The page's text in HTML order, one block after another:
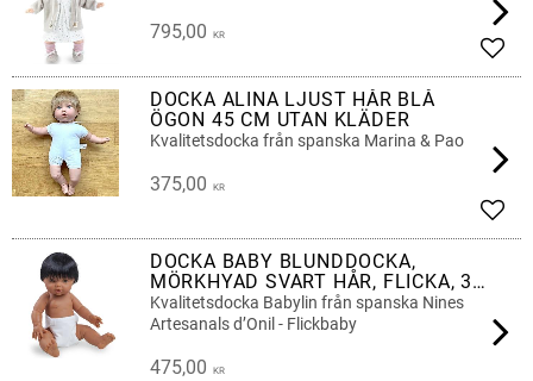
795,00 KR
Add
DOCKA ALINA LJUST HÅR BLÅ
ÖGON 45 CM UTAN KLÄDER
Kvalitetsdocka från spanska Marina & Pao
375,00 KR
Add
DOCKA BABY BLUNDDOCKA,
MÖRKHYAD SVART HÅR, FLICKA, 38
CM
Kvalitetsdocka Babylin från spanska Nines
Artesanals d’Onil - Flickbaby
475,00 KR